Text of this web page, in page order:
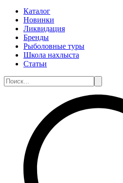
Каталог
Новинки
Ликвидация
Бренды
Рыболовные туры
Школа нахлыста
Статьи